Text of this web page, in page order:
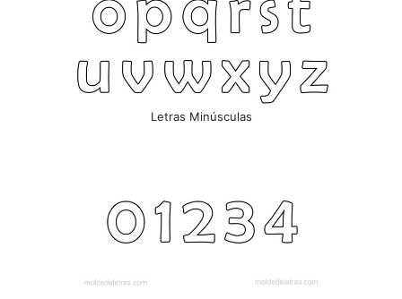
Letras Minúsculas